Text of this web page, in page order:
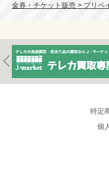
金券・チケット販売 > プリペ
特定
個